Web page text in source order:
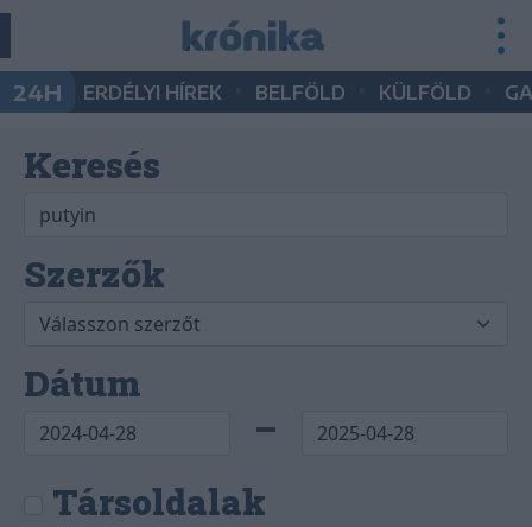
24H ERDÉLYI HÍREK BELFÖLD KÜLFÖLD
Keresés
Szerzők
Dátum
–
Társoldalak